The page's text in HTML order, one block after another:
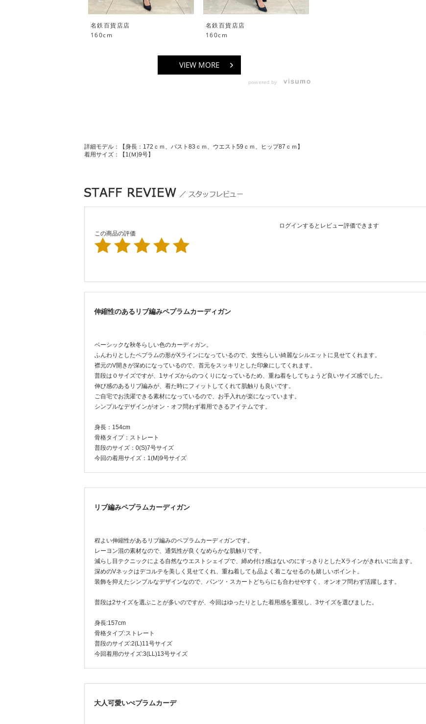
名鉄百貨店店
160cm
名鉄百貨店店
160cm
VIEW MORE
powered by
詳細モデル：【身長：172ｃｍ、バスト83ｃｍ、ウエスト59ｃｍ、ヒップ87ｃｍ】
着用サイズ：【1(Ｍ)9号】
ログインするとレビュー評価できます
この商品の評価
伸縮性のあるリブ編みペプラムカーディガン
ベーシックな秋冬らしい色のカーディガン。
ふんわりとしたペプラムの形がXラインになっているので、女性らしい綺麗なシルエットに見せてくれます。
襟元のV開きが深めになっているので、首元をスッキリとした印象にしてくれます。
普段は０サイズですが、1サイズからのつくりになっているため、重ね着をしてちょうど良いサイズ感でした。
伸び感のあるリブ編みが、着た時にフィットしてくれて肌触りも良いです。
ご自宅でお洗濯できる素材になっているので、お手入れが楽になっています。
シンプルなデザインがオン・オフ問わず着用できるアイテムです。
身長：154cm
骨格タイプ：ストレート
普段のサイズ：0(S)7号サイズ
今回の着用サイズ：1(M)9号サイズ
リブ編みペプラムカーディガン
程よい伸縮性があるリブ編みのペプラムカーディガンです。
レーヨン混の素材なので、通気性が良くなめらかな肌触りです。
減らし目テクニックによる自然なウエストシェイプで、締め付け感はないのにすっきりとしたXラインがきれいに出ます。
深めのVネックはデコルテを美しく見せてくれ、重ね着しても品よく着こなせるのも嬉しいポイント。
装飾を抑えたシンプルなデザインなので、パンツ・スカートどちらにも合わせやすく、オンオフ問わず活躍します。
普段は2サイズを選ぶことが多いのですが、今回はゆったりとした着用感を重視し、3サイズを選びました。
身長:157cm
骨格タイプ:ストレート
普段のサイズ:2(L)11号サイズ
今回着用のサイズ:3(LL)13号サイズ
大人可愛いぺプラムカーデ